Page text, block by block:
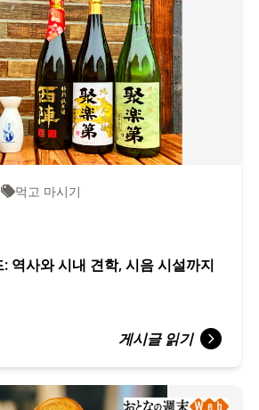
먹고 마시기
교토 사케 가이드: 역사와 시내 견학, 시음 시설까지
게시글 읽기